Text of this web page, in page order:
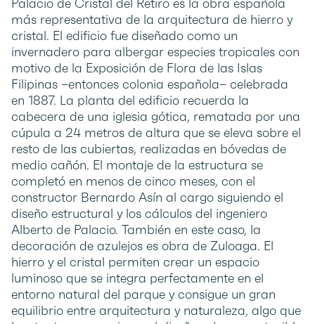
más representativa de la arquitectura de hierro y
cristal. El edificio fue diseñado como un
invernadero para albergar especies tropicales con
motivo de la Exposición de Flora de las Islas
Filipinas –entonces colonia española– celebrada
en 1887. La planta del edificio recuerda la
cabecera de una iglesia gótica, rematada por una
cúpula a 24 metros de altura que se eleva sobre el
resto de las cubiertas, realizadas en bóvedas de
medio cañón. El montaje de la estructura se
completó en menos de cinco meses, con el
constructor Bernardo Asín al cargo siguiendo el
diseño estructural y los cálculos del ingeniero
Alberto de Palacio. También en este caso, la
decoración de azulejos es obra de Zuloaga. El
hierro y el cristal permiten crear un espacio
luminoso que se integra perfectamente en el
entorno natural del parque y consigue un gran
equilibrio entre arquitectura y naturaleza, algo que